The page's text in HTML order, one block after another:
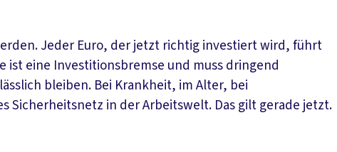
Jeder Euro, der jetzt richtig investiert wird, führt
ist eine Investitionsbremse und muss dringend
bleiben. Bei Krankheit, im Alter, bei
Sicherheitsnetz in der Arbeitswelt. Das gilt gerade jetzt.